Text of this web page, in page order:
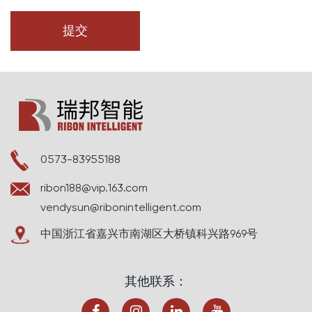
0573-83955188
ribon188@vip.163.com
vendysun@ribonintelligent.com
中国浙江省嘉兴市南湖区大桥镇科兴路969号
其他联系：